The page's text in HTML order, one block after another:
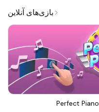
بازی‌های آنلاین
Perfect Piano